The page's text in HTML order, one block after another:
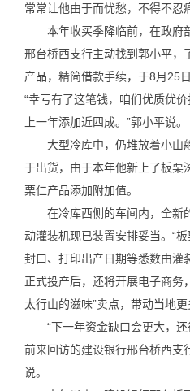
常常让他由于而忧愁，不得不忍
本年收买季降临前，在政府
邢台桥西支行主动找到郭小平，
产品，精简借款手续，于8月25
“幸亏有了这笔钱，咱们优质优
上一年添加近四成。”郭小平说。
大型冷库中，仍堆放着小山
于出货，由于本年他新上了板栗
栗仁产品添加附加值。
在冷库西侧的车间内，全新
动灌装机现已装置安排妥当。“
封口、打印出产日期等悉数由灌
正式投产后，还将开展电子商务
太行山的滋味”卖点，带动当地更
“下一年资金缺口会更大，还
前来回访的建设银行邢台桥西支
说。